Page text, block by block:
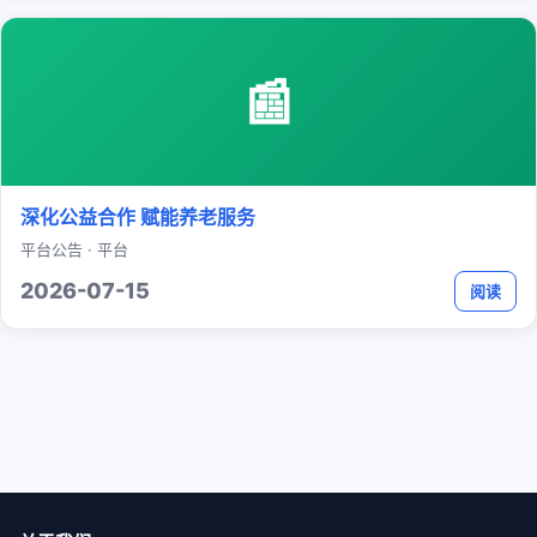
📰
深化公益合作 赋能养老服务
平台公告 · 平台
2026-07-15 阅读